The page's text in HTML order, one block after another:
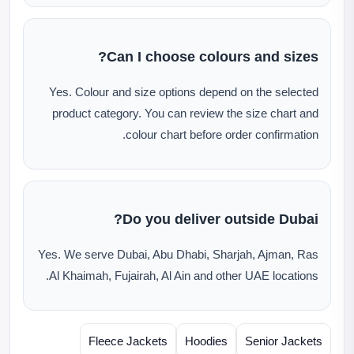
Can I choose colours and sizes?
Yes. Colour and size options depend on the selected
product category. You can review the size chart and
colour chart before order confirmation.
Do you deliver outside Dubai?
Yes. We serve Dubai, Abu Dhabi, Sharjah, Ajman, Ras
Al Khaimah, Fujairah, Al Ain and other UAE locations.
Senior Jackets
Hoodies
Fleece Jackets